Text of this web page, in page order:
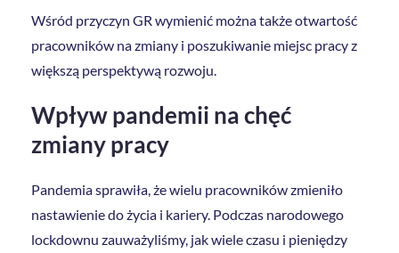
Wśród przyczyn GR wymienić można także otwartość
pracowników na zmiany i poszukiwanie miejsc pracy z
większą perspektywą rozwoju.
Wpływ pandemii na chęć
zmiany pracy
Pandemia sprawiła, że wielu pracowników zmieniło
nastawienie do życia i kariery. Podczas narodowego
lockdownu zauważyliśmy, jak wiele czasu i pieniędzy